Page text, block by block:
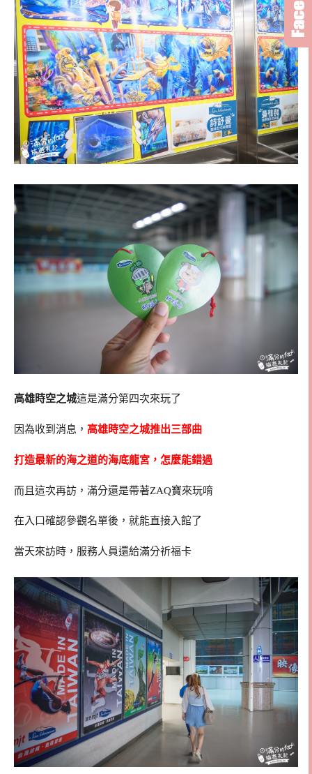
高雄時空之城這是滿分第四次來玩了
因為收到消息， 高雄時空之城推出三部曲
打造最新的海之道的海底龍宮，怎麼能錯過
而且這次再訪，滿分還是帶著ZAQ寶來玩唷
在入口確認參觀名單後，就能直接入館了
當天來訪時，服務人員還給滿分祈福卡